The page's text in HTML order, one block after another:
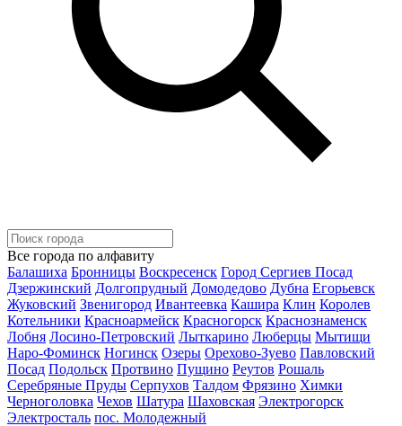
Все города по алфавиту
Балашиха Бронницы Воскресенск Город Сергиев Посад
Дзержинский Долгопрудный Домодедово Дубна Егорьевск
Жуковский Звенигород Ивантеевка Кашира Клин Королев
Котельники Красноармейск Красногорск Краснознаменск
Лобня Лосино-Петровский Лыткарино Люберцы Мытищи
Наро-Фоминск Ногинск Озеры Орехово-Зуево Павловский
Посад Подольск Протвино Пущино Реутов Рошаль
Серебряные Пруды Серпухов Талдом Фрязино Химки
Черноголовка Чехов Шатура Шаховская Электрогорск
Электросталь пос. Молодежный